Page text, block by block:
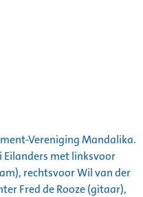
Vereniging Mandalika.
met linksvoor
rechtsvoor Wil van der
Fred de Rooze (gitaar),